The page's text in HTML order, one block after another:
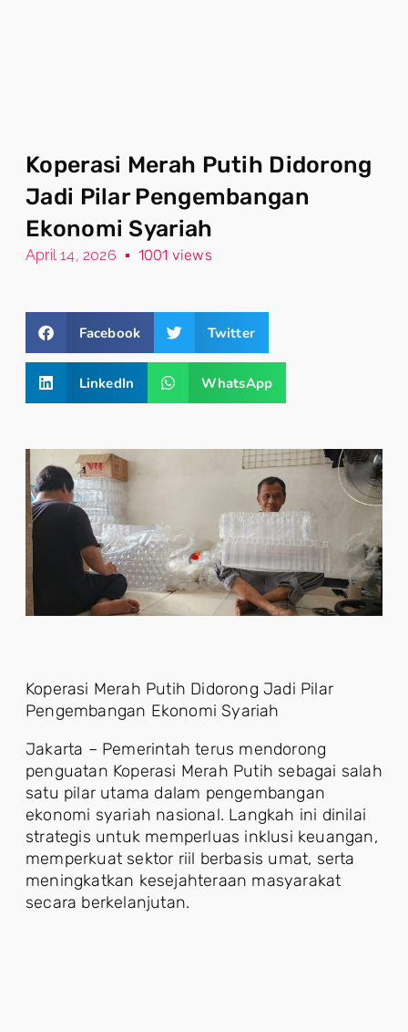
Koperasi Merah Putih Didorong
Jadi Pilar Pengembangan
Ekonomi Syariah
April 14, 2026 1001 views
Facebook Twitter
LinkedIn WhatsApp
Koperasi Merah Putih Didorong Jadi Pilar
Pengembangan Ekonomi Syariah
Jakarta – Pemerintah terus mendorong
penguatan Koperasi Merah Putih sebagai salah
satu pilar utama dalam pengembangan
ekonomi syariah nasional. Langkah ini dinilai
strategis untuk memperluas inklusi keuangan,
memperkuat sektor riil berbasis umat, serta
meningkatkan kesejahteraan masyarakat
secara berkelanjutan.